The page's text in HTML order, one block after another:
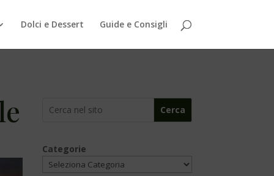
Dolci e Dessert Guide e Consigli
Cerca
Categorie